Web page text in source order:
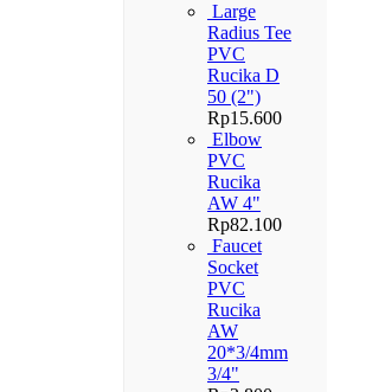
Large
Radius Tee
PVC
Rucika D
50 (2")
Rp15.600
Elbow
PVC
Rucika
AW 4"
Rp82.100
Faucet
Socket
PVC
Rucika
AW
20*3/4mm
3/4"